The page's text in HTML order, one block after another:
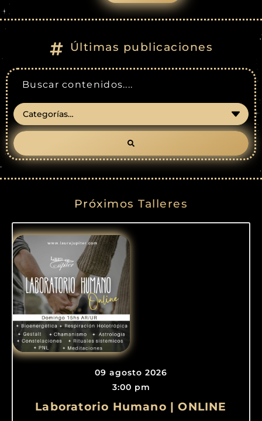
Últimas publicaciones
Próximos Talleres
09 agosto 2026
3:00 pm
Laboratorio Humano | ONLINE